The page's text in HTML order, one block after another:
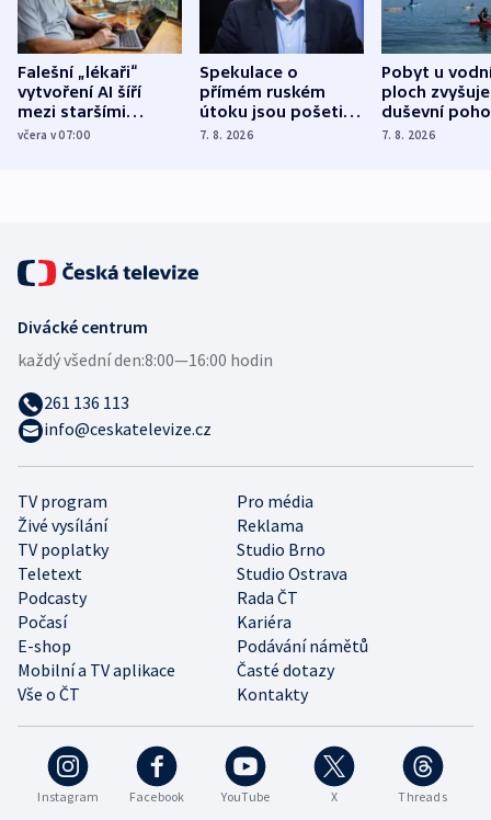
Falešní „lékaři“
vytvoření AI šíří
mezi staršími
Poláky nebezpečné
včera v 07:00
Spekulace o
přímém ruském
útoku jsou pošetilé,
míní estonský
7. 8. 2026
Pobyt u
ploch zvyšuje
duševní
ukázala
7. 8. 2026
Instagram Facebook YouTube X Threads
TV program
Pro média
Živé vysílání
Reklama
TV poplatky
Studio Brno
Teletext
Studio Ostrava
Podcasty
Rada ČT
Počasí
Kariéra
E-shop
Podávání námětů
Mobilní a TV aplikace
Časté dotazy
Vše o ČT
Kontakty
Divácké centrum
každý všední den:8:00—16:00 hodin
261 136 113
info@ceskatelevize.cz